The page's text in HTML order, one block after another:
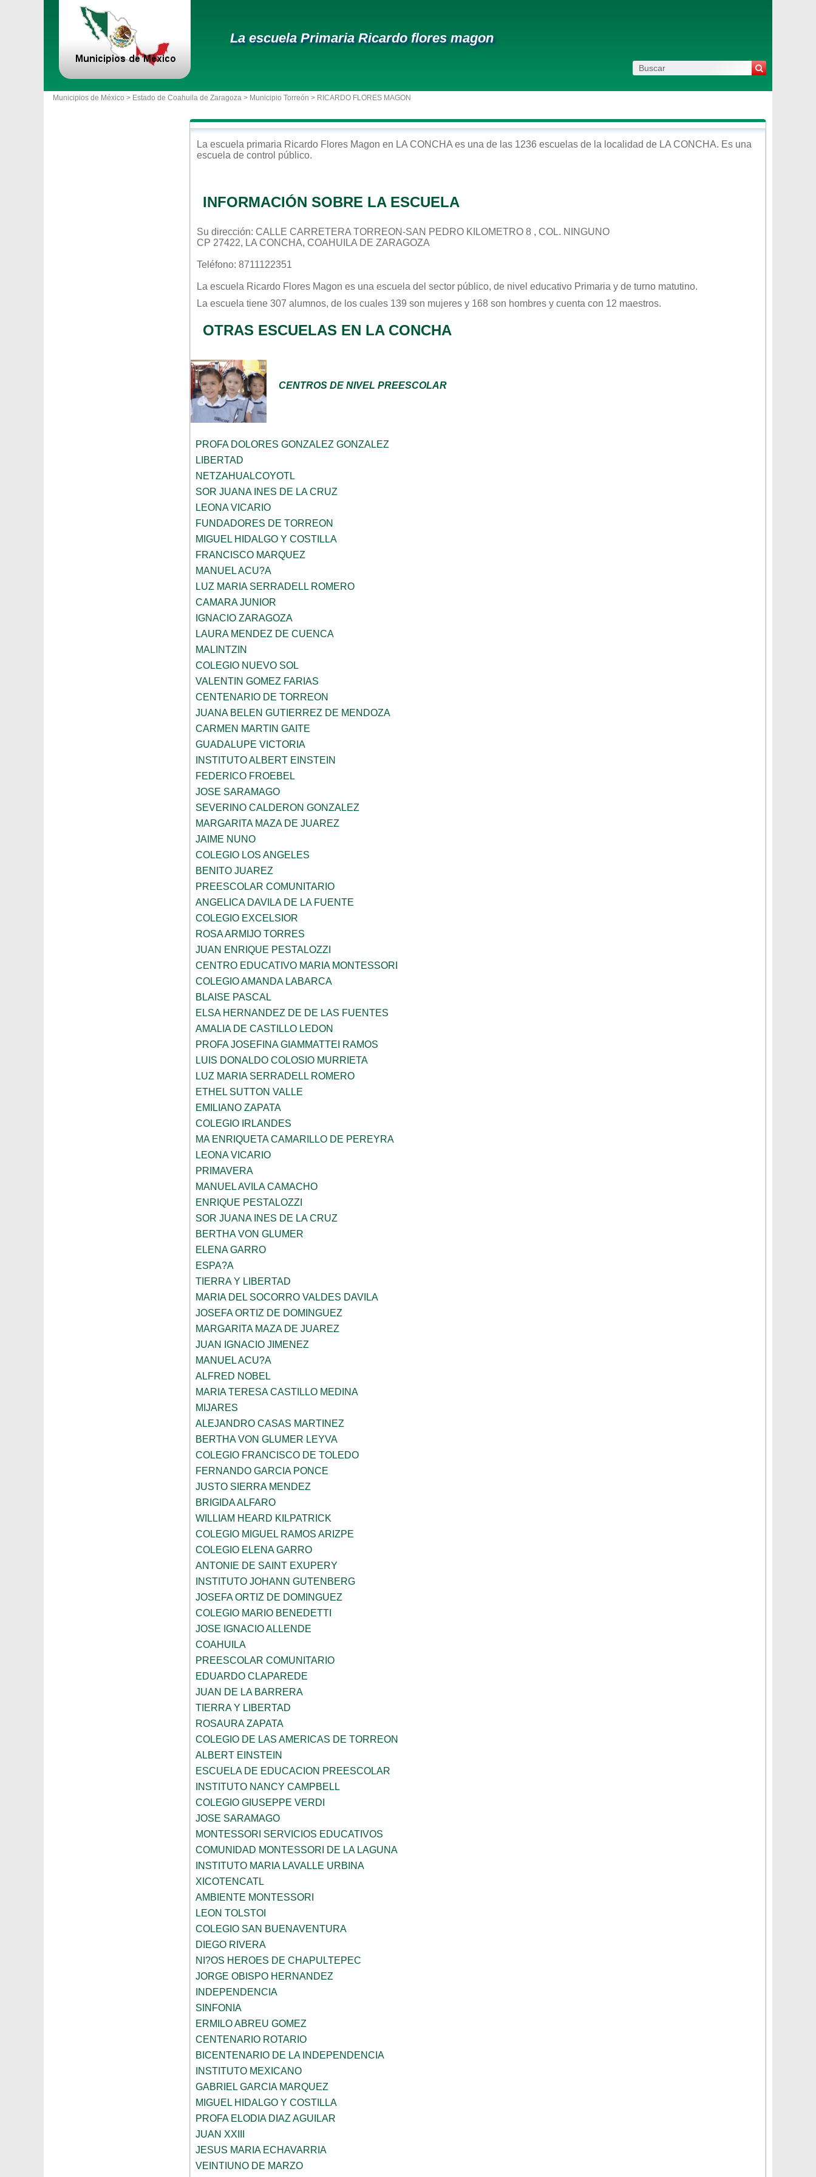
La escuela Primaria Ricardo flores magon
Municipios de México > Estado de Coahuila de Zaragoza > Municipio Torreón > RICARDO FLORES MAGON
La escuela primaria Ricardo Flores Magon en LA CONCHA es una de las 1236 escuelas de la localidad de LA CONCHA. Es una
escuela de control público.
INFORMACIÓN SOBRE LA ESCUELA
Su dirección: CALLE CARRETERA TORREON-SAN PEDRO KILOMETRO 8 , COL. NINGUNO
CP 27422, LA CONCHA, COAHUILA DE ZARAGOZA
Teléfono: 8711122351
La escuela Ricardo Flores Magon es una escuela del sector público, de nivel educativo Primaria y de turno matutino.
La escuela tiene 307 alumnos, de los cuales 139 son mujeres y 168 son hombres y cuenta con 12 maestros.
OTRAS ESCUELAS EN LA CONCHA
CENTROS DE NIVEL PREESCOLAR
PROFA DOLORES GONZALEZ GONZALEZ
LIBERTAD
NETZAHUALCOYOTL
SOR JUANA INES DE LA CRUZ
LEONA VICARIO
FUNDADORES DE TORREON
MIGUEL HIDALGO Y COSTILLA
FRANCISCO MARQUEZ
MANUEL ACU?A
LUZ MARIA SERRADELL ROMERO
CAMARA JUNIOR
IGNACIO ZARAGOZA
LAURA MENDEZ DE CUENCA
MALINTZIN
COLEGIO NUEVO SOL
VALENTIN GOMEZ FARIAS
CENTENARIO DE TORREON
JUANA BELEN GUTIERREZ DE MENDOZA
CARMEN MARTIN GAITE
GUADALUPE VICTORIA
INSTITUTO ALBERT EINSTEIN
FEDERICO FROEBEL
JOSE SARAMAGO
SEVERINO CALDERON GONZALEZ
MARGARITA MAZA DE JUAREZ
JAIME NUNO
COLEGIO LOS ANGELES
BENITO JUAREZ
PREESCOLAR COMUNITARIO
ANGELICA DAVILA DE LA FUENTE
COLEGIO EXCELSIOR
ROSA ARMIJO TORRES
JUAN ENRIQUE PESTALOZZI
CENTRO EDUCATIVO MARIA MONTESSORI
COLEGIO AMANDA LABARCA
BLAISE PASCAL
ELSA HERNANDEZ DE DE LAS FUENTES
AMALIA DE CASTILLO LEDON
PROFA JOSEFINA GIAMMATTEI RAMOS
LUIS DONALDO COLOSIO MURRIETA
LUZ MARIA SERRADELL ROMERO
ETHEL SUTTON VALLE
EMILIANO ZAPATA
COLEGIO IRLANDES
MA ENRIQUETA CAMARILLO DE PEREYRA
LEONA VICARIO
PRIMAVERA
MANUEL AVILA CAMACHO
ENRIQUE PESTALOZZI
SOR JUANA INES DE LA CRUZ
BERTHA VON GLUMER
ELENA GARRO
ESPA?A
TIERRA Y LIBERTAD
MARIA DEL SOCORRO VALDES DAVILA
JOSEFA ORTIZ DE DOMINGUEZ
MARGARITA MAZA DE JUAREZ
JUAN IGNACIO JIMENEZ
MANUEL ACU?A
ALFRED NOBEL
MARIA TERESA CASTILLO MEDINA
MIJARES
ALEJANDRO CASAS MARTINEZ
BERTHA VON GLUMER LEYVA
COLEGIO FRANCISCO DE TOLEDO
FERNANDO GARCIA PONCE
JUSTO SIERRA MENDEZ
BRIGIDA ALFARO
WILLIAM HEARD KILPATRICK
COLEGIO MIGUEL RAMOS ARIZPE
COLEGIO ELENA GARRO
ANTONIE DE SAINT EXUPERY
INSTITUTO JOHANN GUTENBERG
JOSEFA ORTIZ DE DOMINGUEZ
COLEGIO MARIO BENEDETTI
JOSE IGNACIO ALLENDE
COAHUILA
PREESCOLAR COMUNITARIO
EDUARDO CLAPAREDE
JUAN DE LA BARRERA
TIERRA Y LIBERTAD
ROSAURA ZAPATA
COLEGIO DE LAS AMERICAS DE TORREON
ALBERT EINSTEIN
ESCUELA DE EDUCACION PREESCOLAR
INSTITUTO NANCY CAMPBELL
COLEGIO GIUSEPPE VERDI
JOSE SARAMAGO
MONTESSORI SERVICIOS EDUCATIVOS
COMUNIDAD MONTESSORI DE LA LAGUNA
INSTITUTO MARIA LAVALLE URBINA
XICOTENCATL
AMBIENTE MONTESSORI
LEON TOLSTOI
COLEGIO SAN BUENAVENTURA
DIEGO RIVERA
NI?OS HEROES DE CHAPULTEPEC
JORGE OBISPO HERNANDEZ
INDEPENDENCIA
SINFONIA
ERMILO ABREU GOMEZ
CENTENARIO ROTARIO
BICENTENARIO DE LA INDEPENDENCIA
INSTITUTO MEXICANO
GABRIEL GARCIA MARQUEZ
MIGUEL HIDALGO Y COSTILLA
PROFA ELODIA DIAZ AGUILAR
JUAN XXIII
JESUS MARIA ECHAVARRIA
VEINTIUNO DE MARZO